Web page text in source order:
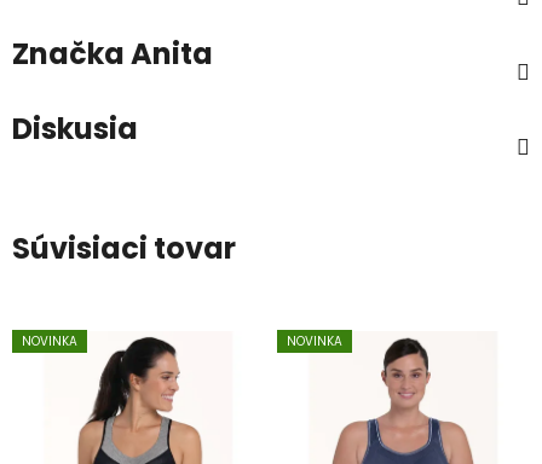
ZnačkaAnita
Diskusia
Súvisiaci tovar
NOVINKA NOVINKA